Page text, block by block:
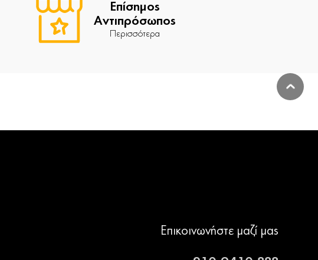
Επίσημος
Αντιπρόσωπος
Περισσότερα
Επικοινωνήστε μαζί μας